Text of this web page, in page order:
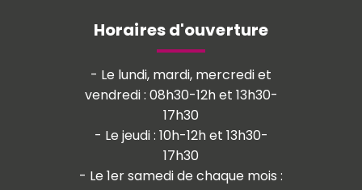
Horaires d'ouverture
- Le lundi, mardi, mercredi et
vendredi : 08h30-12h et 13h30-
17h30
- Le jeudi : 10h-12h et 13h30-
17h30
- Le 1er samedi de chaque mois :